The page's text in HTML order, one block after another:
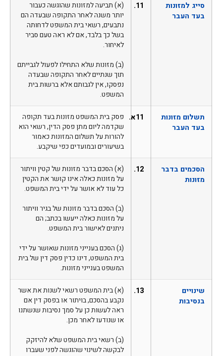
סייג למזונות
בעד העבר
11.
(א) תביעה למזונות שהוגשה כעבור
יותר משנה לאחר התקופה שבעדה הם
נתבעים, רשאי בית המשפט לדחותה
בשל כך בלבד, אם לא ראה טעם סביר
לאיחור.
(ב) מזונות שלא התחילו לפעול לגבייתם
תוך שנתיים לאחר התקופה שבעדה
נפסקו, אין לגבותם אלא ברשות בית
המשפט.
תשלום מזונות
בעד העבר
11א.
פסק בית המשפט מזונות בעד תקופה
שקדמה ליום מתן פסק הדין, רשאי הוא
להורות על תשלום המזונות כאמור
בשיעורים ובמועדים כפי שיקבע.
הסכמים בדבר
מזונות
12.
(א) הסכם בדבר מזונות של קטין וויתור
על מזונות כאלה אינו קושר את הקטין
כל עוד לא אושר על ידי בית המשפט.
(ב) הסכם בדבר מזונות של בגיר וויתור
על מזונות כאלה ייעשו בכתב; הם
ניתנים לאישור בית המשפט.
(ג) הסכם בענייני מזונות שאושר על ידי
בית המשפט, דינו כדין פסק דין של בית
המשפט בענייני מזונות.
שינויים
בנסיבות
13.
(א) בית המשפט רשאי לשנות את אשר
נקבע בהסכם, בויתור או בפסק דין אם
ראה לעשות כן על סמך נסיבות שנשתנו
או שנודעו לאחר מכן.
(ב) רשאי בית המשפט שלא להיזקק
לבקשה לשינוי שהוגשה לפני שעברו